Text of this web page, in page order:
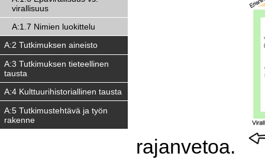
virallisuus
A:1.7 Nimien luokittelu
A:2 Tutkimuksen aineisto
A:3 Tutkimuksen tieteellinen
tausta
A:4 Kulttuurihistoriallinen tausta
A:5 Tutkimustehtävä ja työn
rakenne
rajanvetoa.